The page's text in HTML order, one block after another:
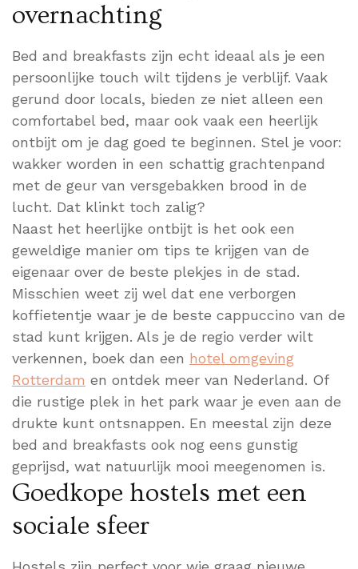
overnachting
Bed and breakfasts zijn echt ideaal als je een
persoonlijke touch wilt tijdens je verblijf. Vaak
gerund door locals, bieden ze niet alleen een
comfortabel bed, maar ook vaak een heerlijk
ontbijt om je dag goed te beginnen. Stel je voor:
wakker worden in een schattig grachtenpand
met de geur van versgebakken brood in de
lucht. Dat klinkt toch zalig?
Naast het heerlijke ontbijt is het ook een
geweldige manier om tips te krijgen van de
eigenaar over de beste plekjes in de stad.
Misschien weet zij wel dat ene verborgen
koffietentje waar je de beste cappuccino van de
stad kunt krijgen. Als je de regio verder wilt
verkennen, boek dan een hotel omgeving
Rotterdam en ontdek meer van Nederland. Of
die rustige plek in het park waar je even aan de
drukte kunt ontsnappen. En meestal zijn deze
bed and breakfasts ook nog eens gunstig
geprijsd, wat natuurlijk mooi meegenomen is.
Goedkope hostels met een
sociale sfeer